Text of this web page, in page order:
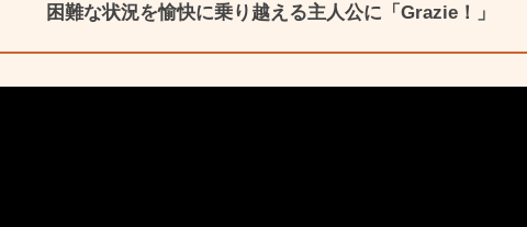
困難な状況を愉快に乗り越える主人公に「Grazie！」